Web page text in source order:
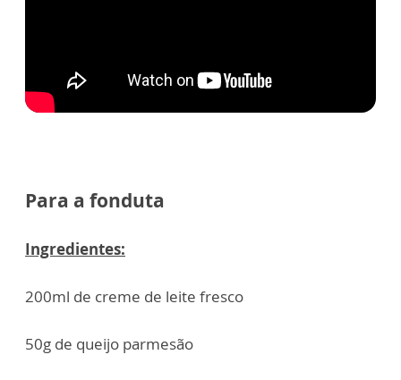
Para a fonduta
Ingredientes:
200ml de creme de leite fresco
50g de queijo parmesão